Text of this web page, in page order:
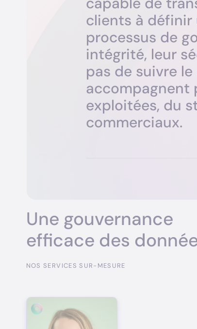
clients à définir
processus de g
intégrité, leur sé
pas de suivre le
accompagnent
exploitées, du s
commerciaux.
Une gouvernance
efficace des
NOS SERVICES SUR-MESURE